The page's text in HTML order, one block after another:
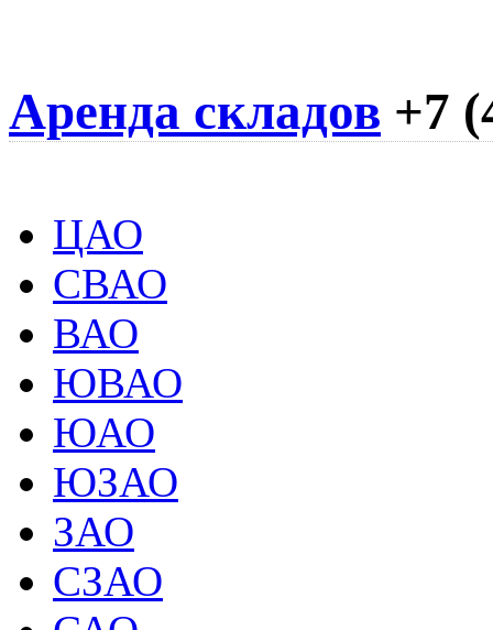
Аренда складов +7
ЦАО
СВАО
ВАО
ЮВАО
ЮАО
ЮЗАО
ЗАО
СЗАО